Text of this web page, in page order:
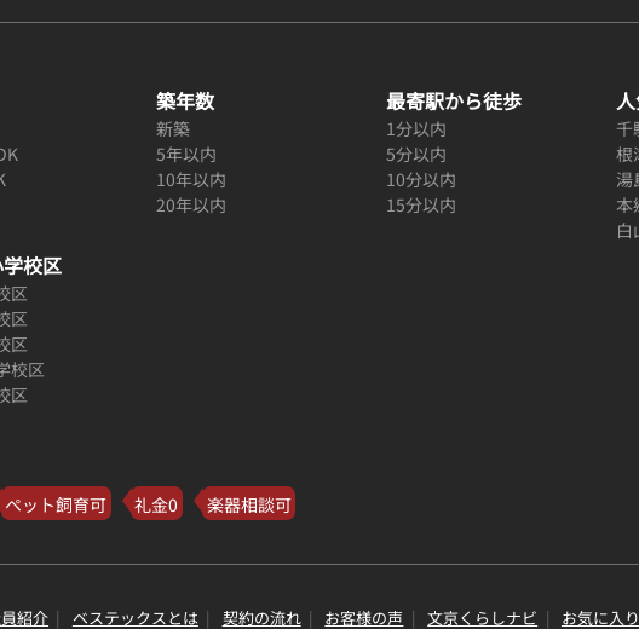
築年数
新築
5年以内
10年以内
20年以内
最寄駅から徒歩
1分以内
5分以内
10分以内
15分以内
千
根
湯
本
白
校区
区
区
区
校区
区
ペット飼育可 礼金0 楽器相談可
紹介 ベステックスとは 契約の流れ お客様の声 文京くらしナビ お気に入